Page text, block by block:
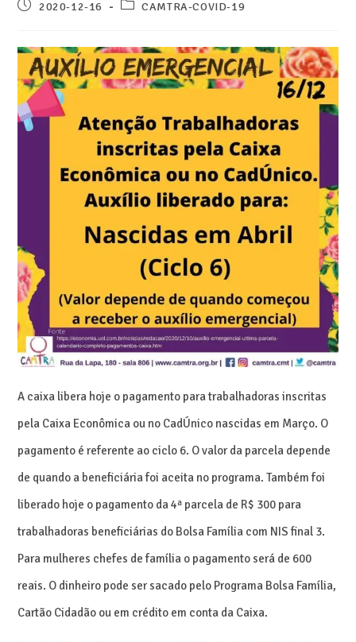
2020-12-16 CAMTRA-COVID-19
A caixa libera hoje o pagamento para trabalhadoras inscritas
pela Caixa Econômica ou no CadÚnico nascidas em Março. O
pagamento é referente ao ciclo 6. O valor da parcela depende
de quando a beneficiária foi aceita no programa. Também foi
liberado hoje o pagamento da 4ª parcela de R$ 300 para
trabalhadoras beneficiárias do Bolsa Família com NIS final 3.
Para mulheres chefes de família o pagamento será de 600
reais. O dinheiro pode ser sacado pelo Programa Bolsa Família,
Cartão Cidadão ou em crédito em conta da Caixa.